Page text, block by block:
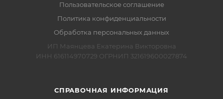
Пользовательское соглашение
Политика конфиденциальности
Обработка персональных данных
ИП Маянцева Екатерина Викторовна
ИНН 616114970729 ОГРНИП 321619600027874
СПРАВОЧНАЯ ИНФОРМАЦИЯ